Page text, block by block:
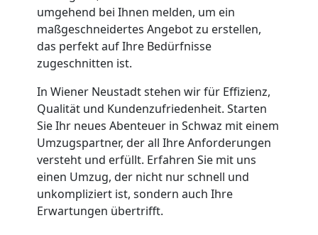
umgehend bei Ihnen melden, um ein
maßgeschneidertes Angebot zu erstellen,
das perfekt auf Ihre Bedürfnisse
zugeschnitten ist.
In Wiener Neustadt stehen wir für Effizienz,
Qualität und Kundenzufriedenheit. Starten
Sie Ihr neues Abenteuer in Schwaz mit einem
Umzugspartner, der all Ihre Anforderungen
versteht und erfüllt. Erfahren Sie mit uns
einen Umzug, der nicht nur schnell und
unkompliziert ist, sondern auch Ihre
Erwartungen übertrifft.
Lagerung
Wiener
Neustadt
Full-
Service-
Umzug